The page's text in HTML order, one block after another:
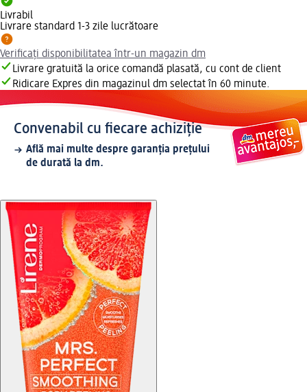
Livrabil
Livrare standard 1-3 zile lucrătoare
Verificați disponibilitatea într-un magazin dm
Livrare gratuită la orice comandă plasată, cu cont de client
Ridicare Expres din magazinul dm selectat în 60 minute.
Convenabil cu fiecare achiziție
Află mai multe despre garanția prețului
de durată la dm.